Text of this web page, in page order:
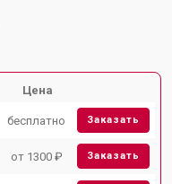
Цена
бесплатно Заказать
от 1300 ₽ Заказать